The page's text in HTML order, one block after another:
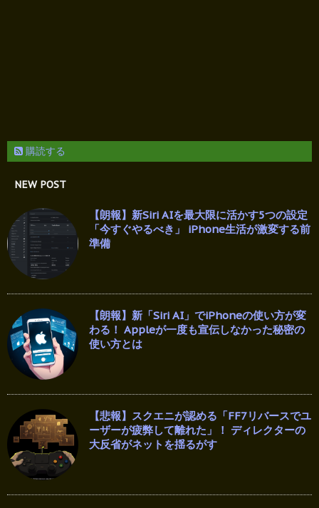
購読する
NEW POST
【朗報】新Siri AIを最大限に活かす5つの設定
「今すぐやるべき」 iPhone生活が激変する前
準備
【朗報】新「Siri AI」でiPhoneの使い方が変
わる！ Appleが一度も宣伝しなかった秘密の
使い方とは
【悲報】スクエニが認める「FF7リバースでユ
ーザーが疲弊して離れた」！ ディレクターの
大反省がネットを揺るがす